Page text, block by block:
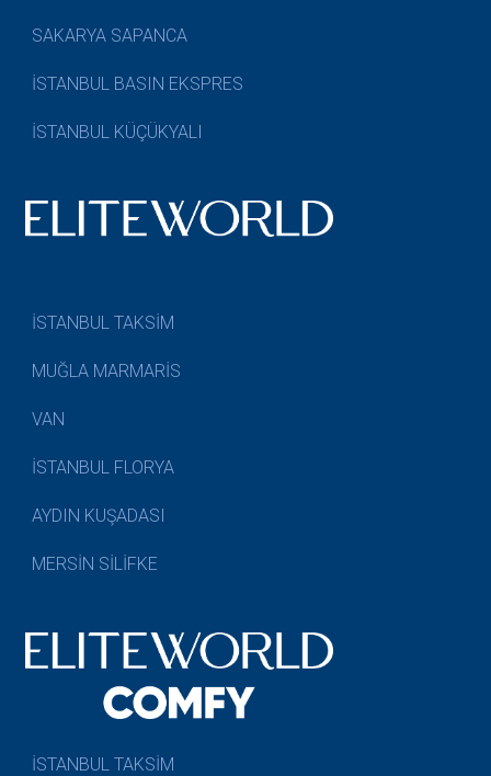
SAKARYA SAPANCA
İSTANBUL BASIN EKSPRES
İSTANBUL KÜÇÜKYALI
İSTANBUL TAKSİM
MUĞLA MARMARİS
VAN
İSTANBUL FLORYA
AYDIN KUŞADASI
MERSİN SİLİFKE
İSTANBUL TAKSİM